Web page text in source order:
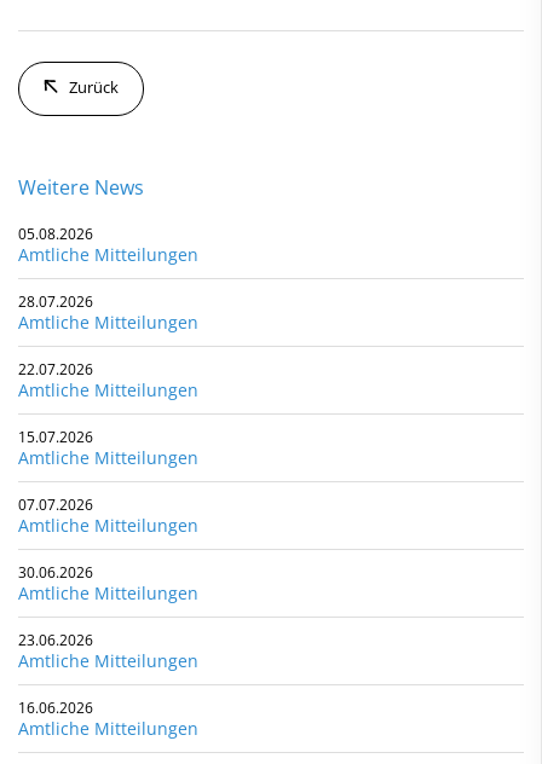
Zurück
Weitere News
05.08.2026
Amtliche Mitteilungen
28.07.2026
Amtliche Mitteilungen
22.07.2026
Amtliche Mitteilungen
15.07.2026
Amtliche Mitteilungen
07.07.2026
Amtliche Mitteilungen
30.06.2026
Amtliche Mitteilungen
23.06.2026
Amtliche Mitteilungen
16.06.2026
Amtliche Mitteilungen